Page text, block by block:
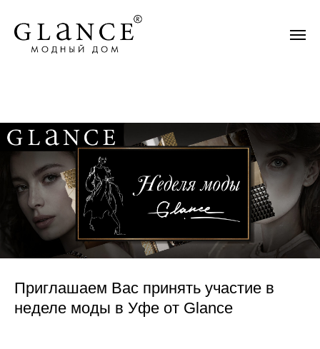
Приглашаем Вас принять участие в
неделе моды в Уфе от Glance